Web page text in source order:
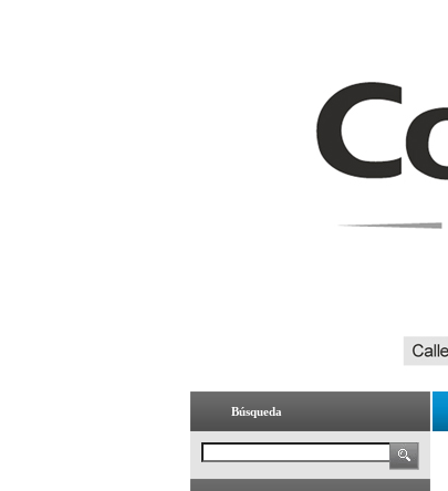
Búsqueda